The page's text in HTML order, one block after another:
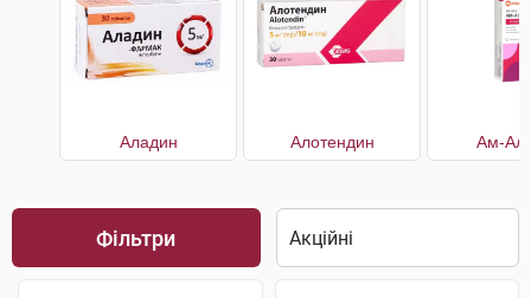
Аладин Алотендин Ам-
Фільтри